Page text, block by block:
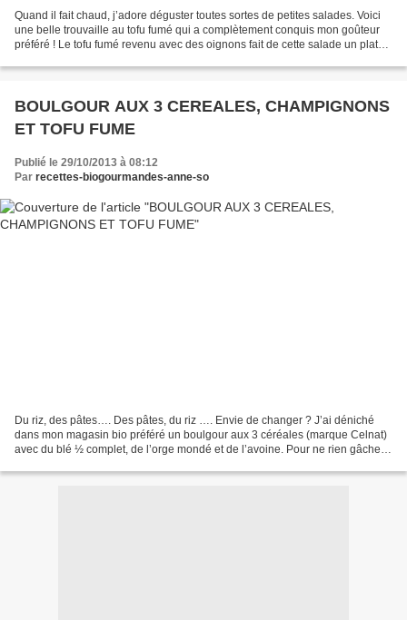
Quand il fait chaud, j’adore déguster toutes sortes de petites salades. Voici
une belle trouvaille au tofu fumé qui a complètement conquis mon goûteur
préféré ! Le tofu fumé revenu avec des oignons fait de cette salade un plat
BOULGOUR AUX 3 CEREALES, CHAMPIGNONS
ET TOFU FUME
Publié le 29/10/2013 à 08:12
Par recettes-biogourmandes-anne-so
Du riz, des pâtes…. Des pâtes, du riz …. Envie de changer ? J’ai déniché
dans mon magasin bio préféré un boulgour aux 3 céréales (marque Celnat)
avec du blé ½ complet, de l’orge mondé et de l’avoine. Pour ne rien gâcher,